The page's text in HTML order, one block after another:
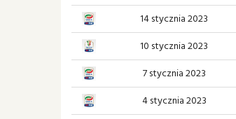
14 stycznia 2023
10 stycznia 2023
7 stycznia 2023
4 stycznia 2023